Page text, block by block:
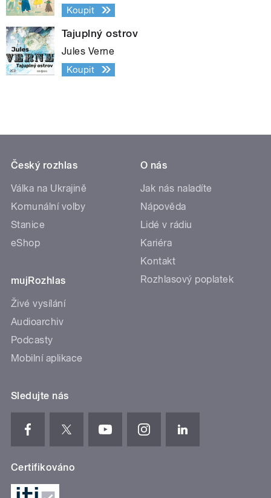
Koupit
Tajuplný ostrov
Jules Verne
Koupit
Český rozhlas
Válka na Ukrajině
Komunální volby
Stanice
eShop
mujRozhlas
Živé vysílání
Audioarchiv
Podcasty
Mobilní aplikace
O nás
Jak nás naladíte
Nápověda
Lidé v rádiu
Kariéra
Kontakt
Rozhlasový poplatek
Sledujte nás
Certifikováno